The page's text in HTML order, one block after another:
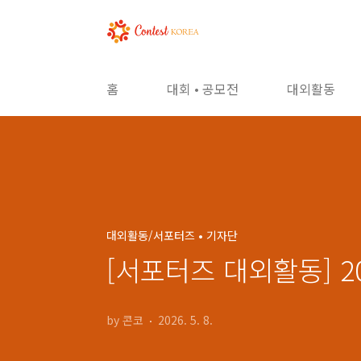
홈 대회 • 공모전 대외활동
대외활동/서포터즈 • 기자단
[서포터즈 대외활동]
by 콘코 2026. 5. 8.